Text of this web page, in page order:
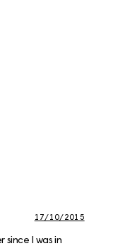
17/10/2015
since I was in